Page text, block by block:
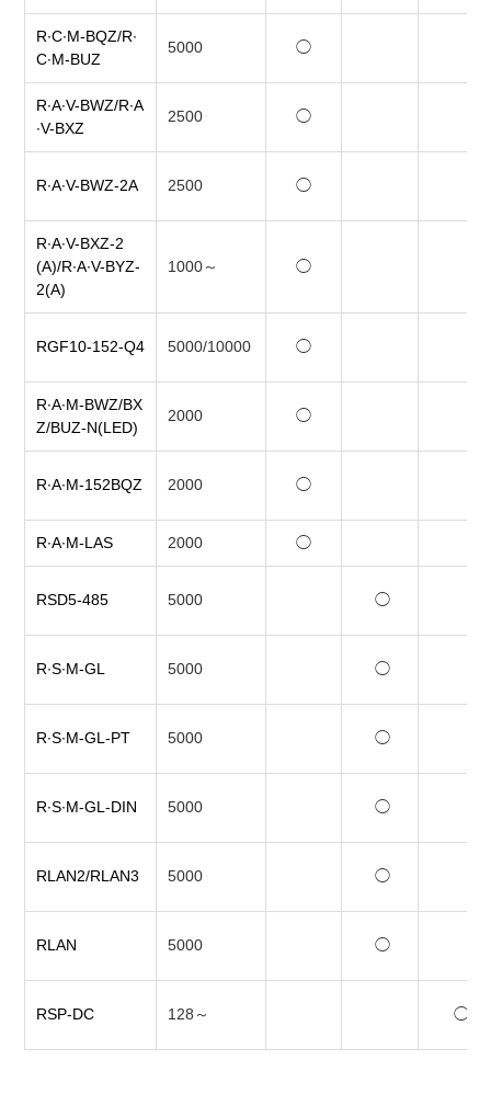
R∙C∙M-BQZ/R∙
C∙M-BUZ
5000 ◯
R∙A∙V-BWZ/R∙A
∙V-BXZ
2500 ◯
R∙A∙V-BWZ-2A 2500 ◯
R∙A∙V-BXZ-2
(A)/R∙A∙V-BYZ-
2(A)
1000～ ◯
RGF10-152-Q4 5000/10000 ◯
R∙A∙M-BWZ/BX
Z/BUZ-N(LED)
2000 ◯
R∙A∙M-152BQZ 2000 ◯
R∙A∙M-LAS 2000 ◯
RSD5-485 5000 ◯
R∙S∙M-GL 5000 ◯
R∙S∙M-GL-PT 5000 ◯
R∙S∙M-GL-DIN 5000 ◯
RLAN2/RLAN3 5000 ◯
RLAN 5000 ◯
RSP-DC 128～ ◯